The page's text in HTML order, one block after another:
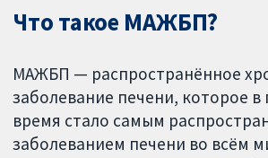
Что такое МАЖБП?
МАЖБП — распространённое
заболевание печени, которое в
время стало самым
заболеванием печени во всём